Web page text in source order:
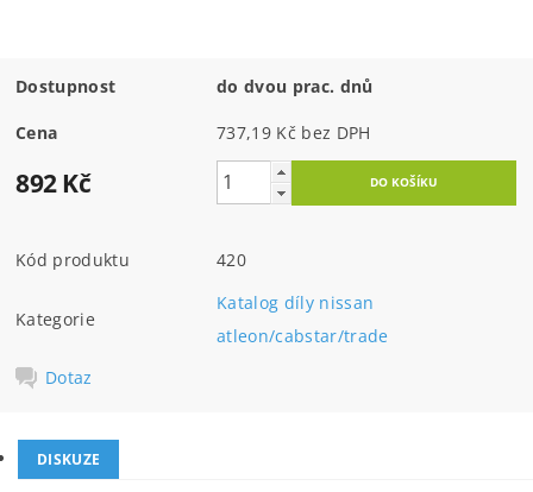
Dostupnost do dvou prac. dnů
Cena 737,19 Kč bez DPH
892 Kč
Kód produktu 420
Kategorie
Katalog díly nissan
atleon/cabstar/trade
Dotaz
DISKUZE